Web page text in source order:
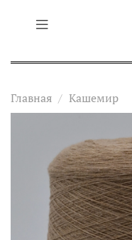
Главная Кашемир